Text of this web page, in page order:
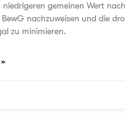
niedrigeren gemeinen Wert nach
nachzuweisen und die
zu minimieren.
»